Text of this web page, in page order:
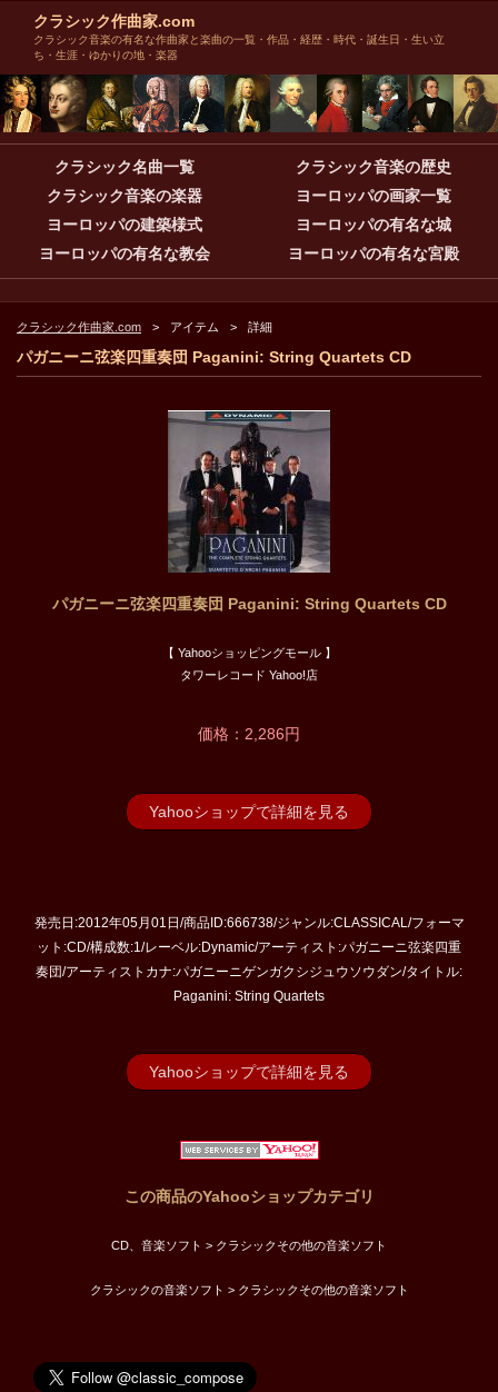
クラシック作曲家.com
クラシック音楽の有名な作曲家と楽曲の一覧・作品・経歴・時代・誕生日・生い立
ち・生涯・ゆかりの地・楽器
クラシック名曲一覧
クラシック音楽の歴史
クラシック音楽の楽器
ヨーロッパの画家一覧
ヨーロッパの建築様式
ヨーロッパの有名な城
ヨーロッパの有名な教会
ヨーロッパの有名な宮殿
クラシック作曲家.com アイテム 詳細
パガニーニ弦楽四重奏団 Paganini: String Quartets CD
パガニーニ弦楽四重奏団 Paganini: String Quartets CD
【 Yahooショッピングモール 】
タワーレコード Yahoo!店
価格：2,286円
Yahooショップで詳細を見る
発売日:2012年05月01日/商品ID:666738/ジャンル:CLASSICAL/フォーマ
ット:CD/構成数:1/レーベル:Dynamic/アーティスト:パガニーニ弦楽四重
奏団/アーティストカナ:パガニーニゲンガクシジュウソウダン/タイトル:
Paganini: String Quartets
Yahooショップで詳細を見る
この商品のYahooショップカテゴリ
CD、音楽ソフト > クラシックその他の音楽ソフト
クラシックの音楽ソフト > クラシックその他の音楽ソフト